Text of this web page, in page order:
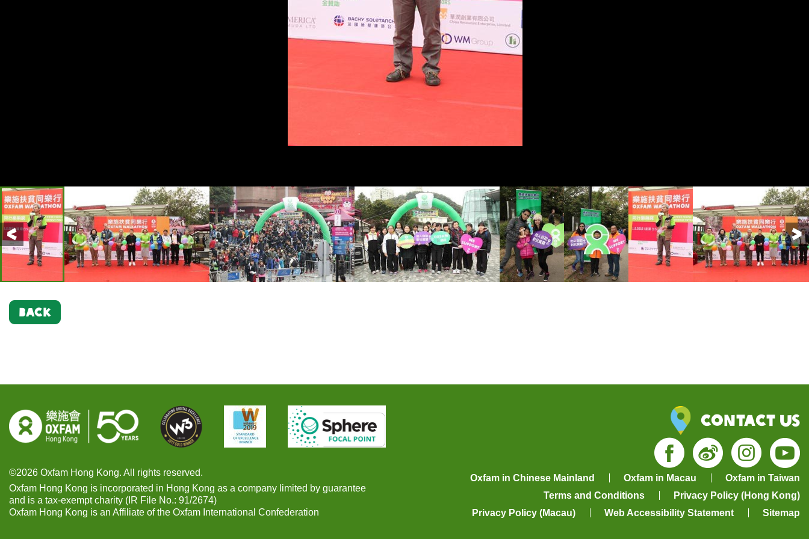
Previous
BACK
©2026 Oxfam Hong Kong. All rights reserved.
Oxfam Hong Kong is incorporated in Hong Kong as a company limited by guarantee
and is a tax-exempt charity (IR File No.: 91/2674)
Oxfam Hong Kong is an Affiliate of the Oxfam International Confederation
Contact Us
Facebook
Weibo
Oxfam in Chinese Mainland Oxfam in Macau
Oxfam in Taiwan
Terms and Conditions
Privacy Policy (Hong Kong)
Privacy Policy (Macau)
Web Accessibility Statement Sitemap